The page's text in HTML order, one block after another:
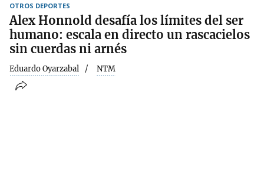
OTROS DEPORTES
Alex Honnold desafía los límites del ser
humano: escala en directo un rascacielos
sin cuerdas ni arnés
Eduardo Oyarzabal NTM